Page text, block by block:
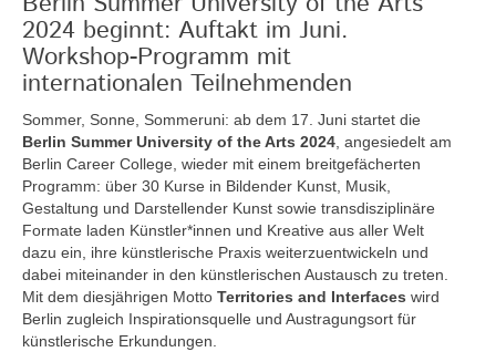
2024 beginnt: Auftakt im Juni.
Workshop-Programm mit
internationalen Teilnehmenden
Sommer, Sonne, Sommeruni: ab dem 17. Juni startet die
Berlin Summer University of the Arts 2024 , angesiedelt am
Berlin Career College, wieder mit einem breitgefächerten
Programm: über 30 Kurse in Bildender Kunst, Musik,
Gestaltung und Darstellender Kunst sowie transdisziplinäre
Formate laden Künstler*innen und Kreative aus aller Welt
dazu ein, ihre künstlerische Praxis weiterzuentwickeln und
dabei miteinander in den künstlerischen Austausch zu treten.
Mit dem diesjährigen Motto Territories and Interfaces wird
Berlin zugleich Inspirationsquelle und Austragungsort für
künstlerische Erkundungen.